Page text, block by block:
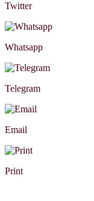
Twitter
Whatsapp
Telegram
Email
Print